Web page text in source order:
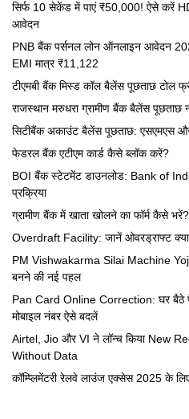
सिर्फ 10 सेकेंड में पाएं ₹50,000! ऐसे करें
आवेदन
PNB बैंक पर्सनल लोन ऑनलाइन आवेदन
EMI मात्र ₹11,122
टीएमबी बैंक मिस्ड कॉल बैलेंस पूछताछ टोल
राजस्थान मरुधरा ग्रामीण बैंक बैलेंस पूछताछ
सिटीबैंक अकाउंट बैलेंस पूछताछ: एसएमएस
फेडरल बैंक एटीएम कार्ड कैसे ब्लॉक करें?
BOI बैंक स्टेटमेंट डाउनलोड: Bank of
प्रक्रिया
ग्रामीण बैंक में खाता खोलने का फॉर्म कैसे भरें?
Overdraft Facility: जानें ओवरड्राफ्ट
PM Vishwakarma Silai Machine
बनने की नई पहल
Pan Card Online Correction: घर बैठे
मोबाइल नंबर ऐसे बदलें
Airtel, Jio और VI ने लॉन्च किया New
Without Data
कॉम्प्लिमेंटरी रेलवे लाउंज एक्सेस 2025 के